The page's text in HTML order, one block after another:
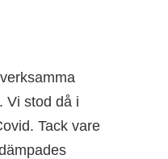
Vi stod då i
Tack vare